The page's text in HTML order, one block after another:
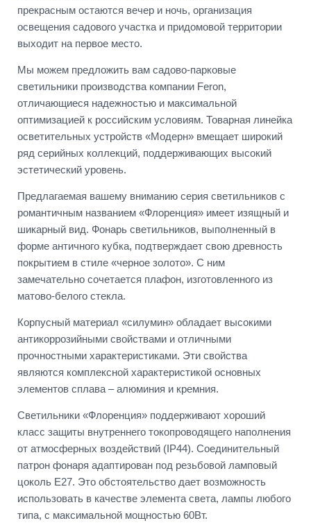
прекрасным остаются вечер и ночь, организация
освещения садового участка и придомовой территории
выходит на первое место.
Мы можем предложить вам садово-парковые
светильники производства компании Feron,
отличающиеся надежностью и максимальной
оптимизацией к российским условиям. Товарная линейка
осветительных устройств «Модерн» вмещает широкий
ряд серийных коллекций, поддерживающих высокий
эстетический уровень.
Предлагаемая вашему вниманию серия светильников с
романтичным названием «Флоренция» имеет изящный и
шикарный вид. Фонарь светильников, выполненный в
форме античного кубка, подтверждает свою древность
покрытием в стиле «черное золото». С ним
замечательно сочетается плафон, изготовленного из
матово-белого стекла.
Корпусный материал «силумин» обладает высокими
антикоррозийными свойствами и отличными
прочностными характеристиками. Эти свойства
являются комплексной характеристикой основных
элементов сплава – алюминия и кремния.
Светильники «Флоренция» поддерживают хороший
класс защиты внутреннего токопроводящего наполнения
от атмосферных воздействий (IP44). Соединительный
патрон фонаря адаптирован под резьбовой ламповый
цоколь Е27. Это обстоятельство дает возможность
использовать в качестве элемента света, лампы любого
типа, с максимальной мощностью 60Вт.